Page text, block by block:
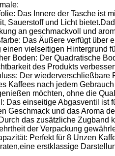
Das Innere der Tasche ist
Sauerstoff und Licht
an geschmackvoll und
Das Äußere verfügt über
einen vielseitigen Hintergrund
Boden: Der Quadratische
des Produkts
Der wiederverschließbare
Kaffees nach jedem
möchten, ohne die
Das einseitige Abgasventil ist
Geschmack und das Aroma
das zusätzliche Zugband
der Verpackung
Perfekt für 8 Unzen
erstklassige